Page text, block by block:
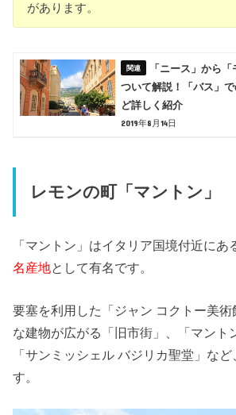
があります。
「ニース」から
ついて解説！「バス」
ど詳しく紹介
2019年8月14日
レモンの町「マントン」
「マントン」はイタリア国境付近にあ
名産地として有名です。
要塞を利用した「ジャン コクトー美
な建物が広がる「旧市街」、「マント
「サンミッシェル バジリカ聖堂」な
す。